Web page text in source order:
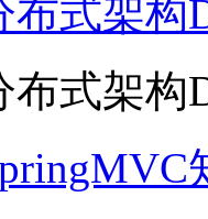
布式架构
布式架构